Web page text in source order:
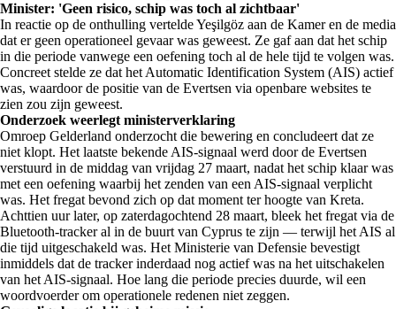
Minister: 'Geen risico, schip was toch al zichtbaar'
In reactie op de onthulling vertelde Yeşilgöz aan de Kamer en de media
dat er geen operationeel gevaar was geweest. Ze gaf aan dat het schip
in die periode vanwege een oefening toch al de hele tijd te volgen was.
Concreet stelde ze dat het Automatic Identification System (AIS) actief
was, waardoor de positie van de Evertsen via openbare websites te
zien zou zijn geweest.
Onderzoek weerlegt ministerverklaring
Omroep Gelderland onderzocht die bewering en concludeert dat ze
niet klopt. Het laatste bekende AIS-signaal werd door de Evertsen
verstuurd in de middag van vrijdag 27 maart, nadat het schip klaar was
met een oefening waarbij het zenden van een AIS-signaal verplicht
was. Het fregat bevond zich op dat moment ter hoogte van Kreta.
Achttien uur later, op zaterdagochtend 28 maart, bleek het fregat via de
Bluetooth-tracker al in de buurt van Cyprus te zijn — terwijl het AIS al
die tijd uitgeschakeld was. Het Ministerie van Defensie bevestigt
inmiddels dat de tracker inderdaad nog actief was na het uitschakelen
van het AIS-signaal. Hoe lang die periode precies duurde, wil een
woordvoerder om operationele redenen niet zeggen.